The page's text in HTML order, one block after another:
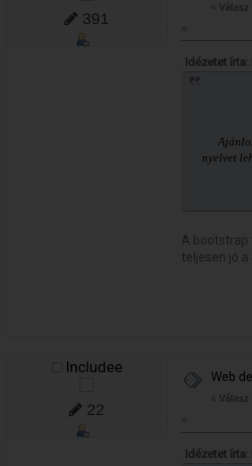
391
« Válasz
»
Idézetet
Ajánlom
nyelvet
A bootstrap
teljesen jó a
Includee
22
Web
« Válasz
»
Idézetet írta: